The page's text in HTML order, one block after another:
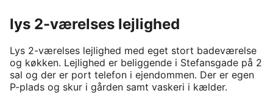
lys 2-værelses lejlighed
Lys 2-værelses lejlighed med eget stort badeværelse
og køkken. Lejlighed er beliggende i Stefansgade på 2
sal og der er port telefon i ejendommen. Der er egen
P-plads og skur i gården samt vaskeri i kælder.